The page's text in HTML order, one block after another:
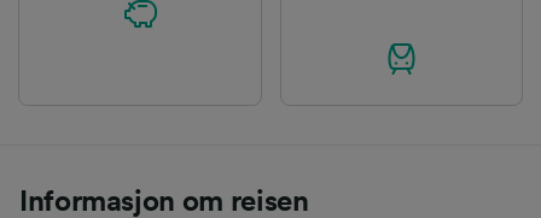
Informasjon om reisen